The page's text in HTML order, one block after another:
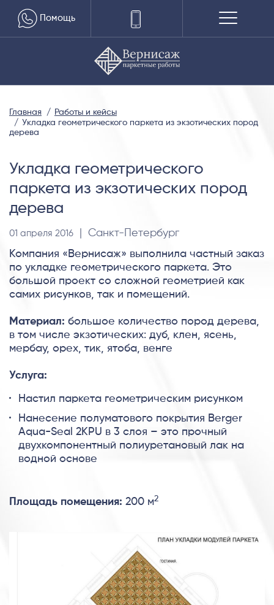
Помощь
Главная
Работы и кейсы
Укладка геометрического паркета из экзотических пород
дерева
Укладка геометрического
паркета из экзотических пород
дерева
01 апреля 2016 | Санкт-Петербург
Компания «Вернисаж» выполнила частный заказ
по укладке геометрического паркета. Это
большой проект со сложной геометрией как
самих рисунков, так и помещений.
Материал: большое количество пород дерева,
в том числе экзотических: дуб, клен, ясень,
мербау, орех, тик, ятоба, венге
Услуга:
Настил паркета геометрическим рисунком
Нанесение полуматового покрытия Berger
Aqua-Seal 2KPU в 3 слоя – это прочный
двухкомпонентный полиуретановый лак на
водной основе
Площадь помещения: 200 м2